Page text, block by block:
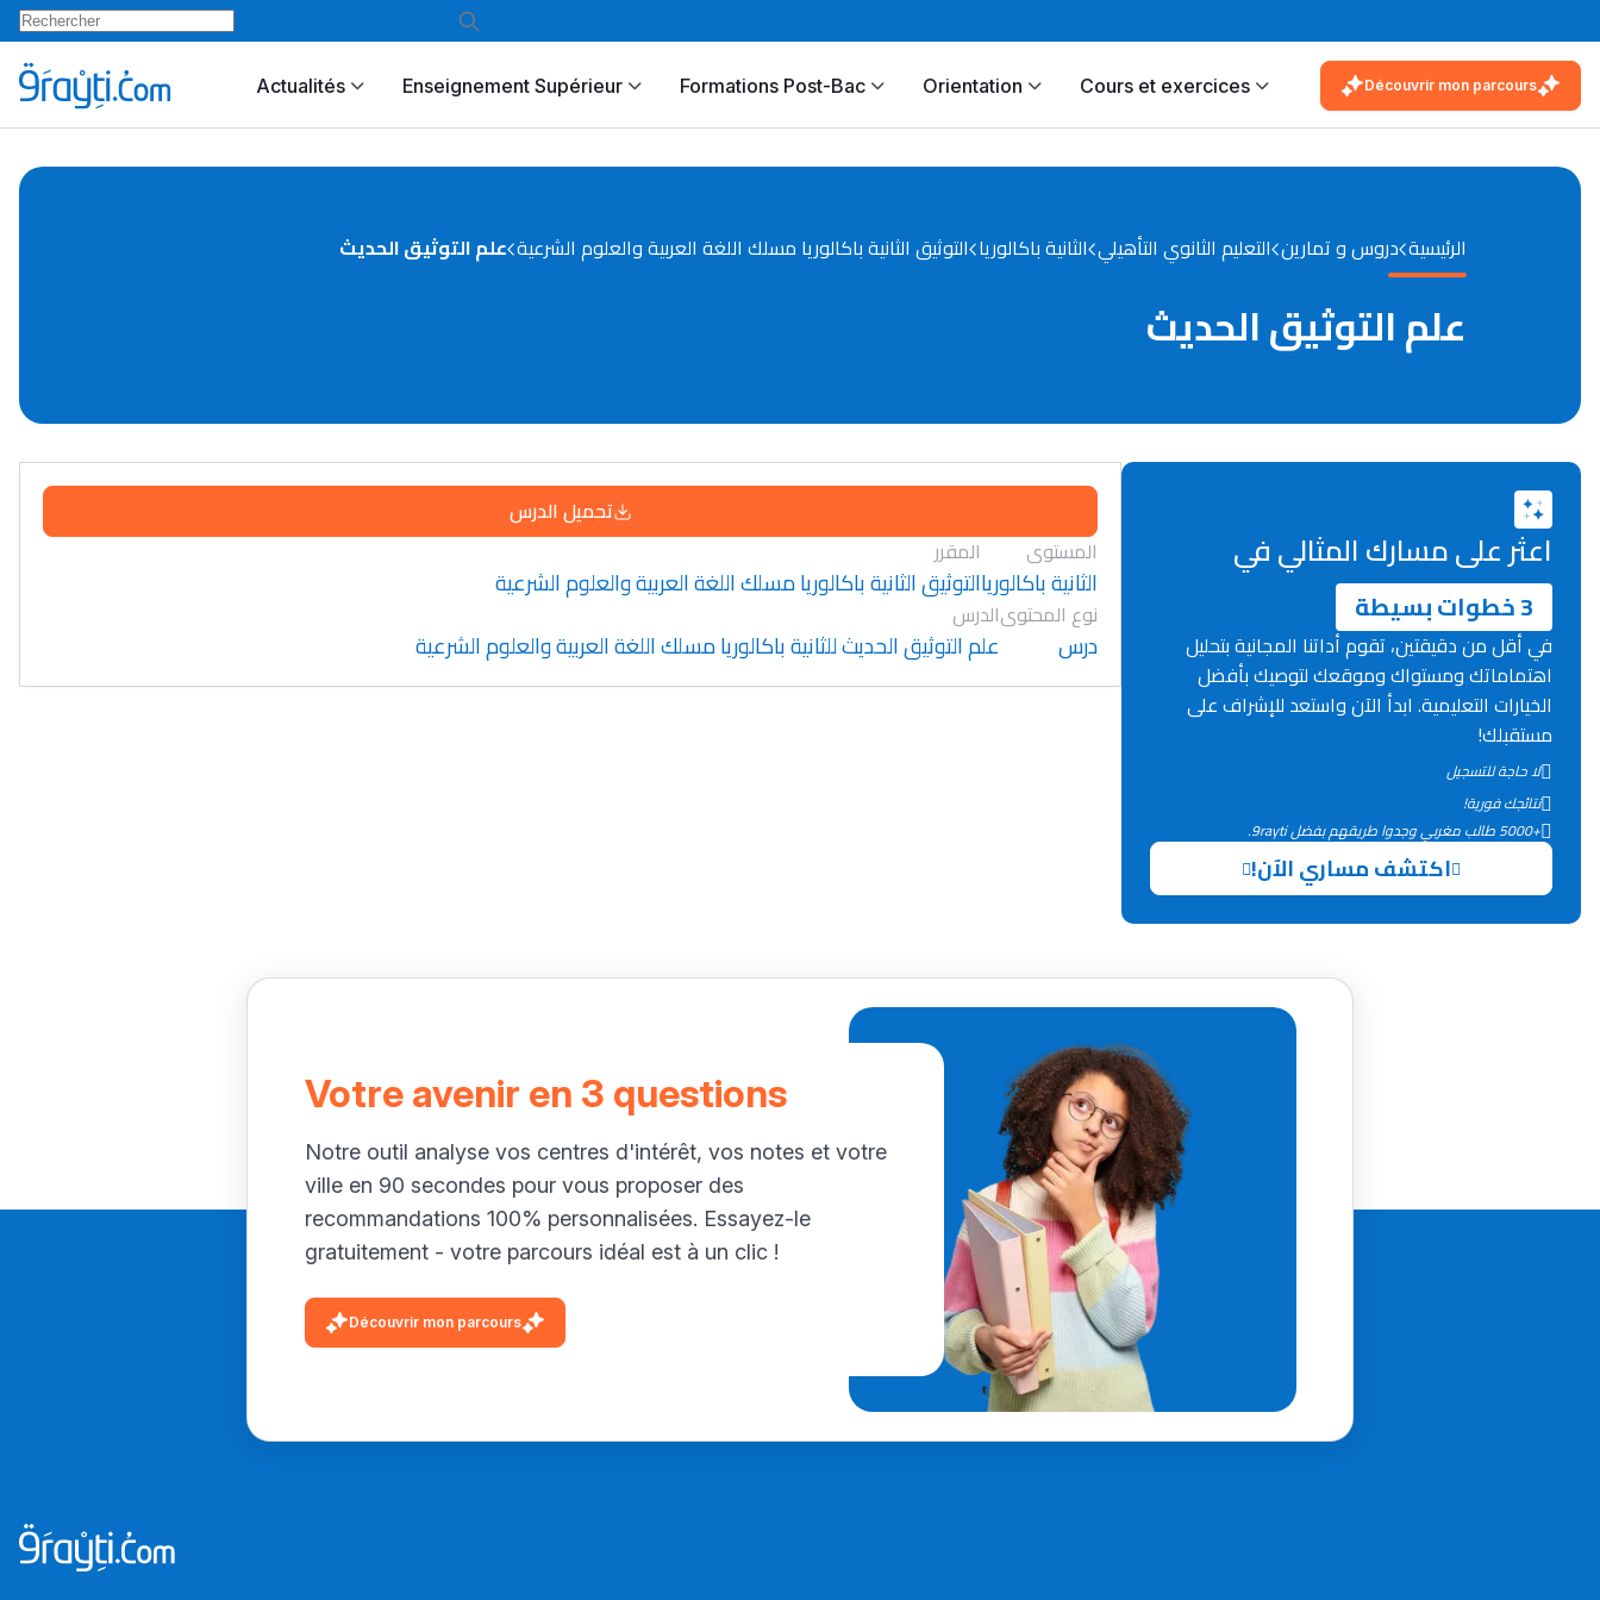
Actualités Enseignement Supérieur Formations Post-Bac Orientation Cours et exercices Découvrir mon parcours
الرئيسية دروس و تمارين التعليم الثانوي التأهيلي الثانية باكالوريا التوثيق الثانية باكالوريا مسلك اللغة العربية والعلوم الشرعية علم التوثيق الحديث
علم التوثيق الحديث
تحميل الدرس
المستوى
الثانية باكالوريا
المقرر
التوثيق الثانية باكالوريا مسلك اللغة العربية والعلوم الشرعية
نوع المحتوى
درس
الدرس
علم التوثيق الحديث للثانية باكالوريا مسلك اللغة العربية والعلوم الشرعية
اعثر على مسارك المثالي في
3 خطوات بسيطة
في أقل من دقيقتين، تقوم أداتنا المجانية بتحليل
اهتماماتك ومستواك وموقعك لتوصيك بأفضل
الخيارات التعليمية. ابدأ الآن واستعد للإشراف على
مستقبلك!
لا حاجة للتسجيل
نتائجك فورية!
+5000 طالب مغربي وجدوا طريقهم بفضل 9rayti.
اكتشف مساري الآن!
Votre avenir en 3 questions
Notre outil analyse vos centres d'intérêt, vos notes et votre
ville en 90 secondes pour vous proposer des
recommandations 100% personnalisées. Essayez-le
gratuitement - votre parcours idéal est à un clic !
Découvrir mon parcours